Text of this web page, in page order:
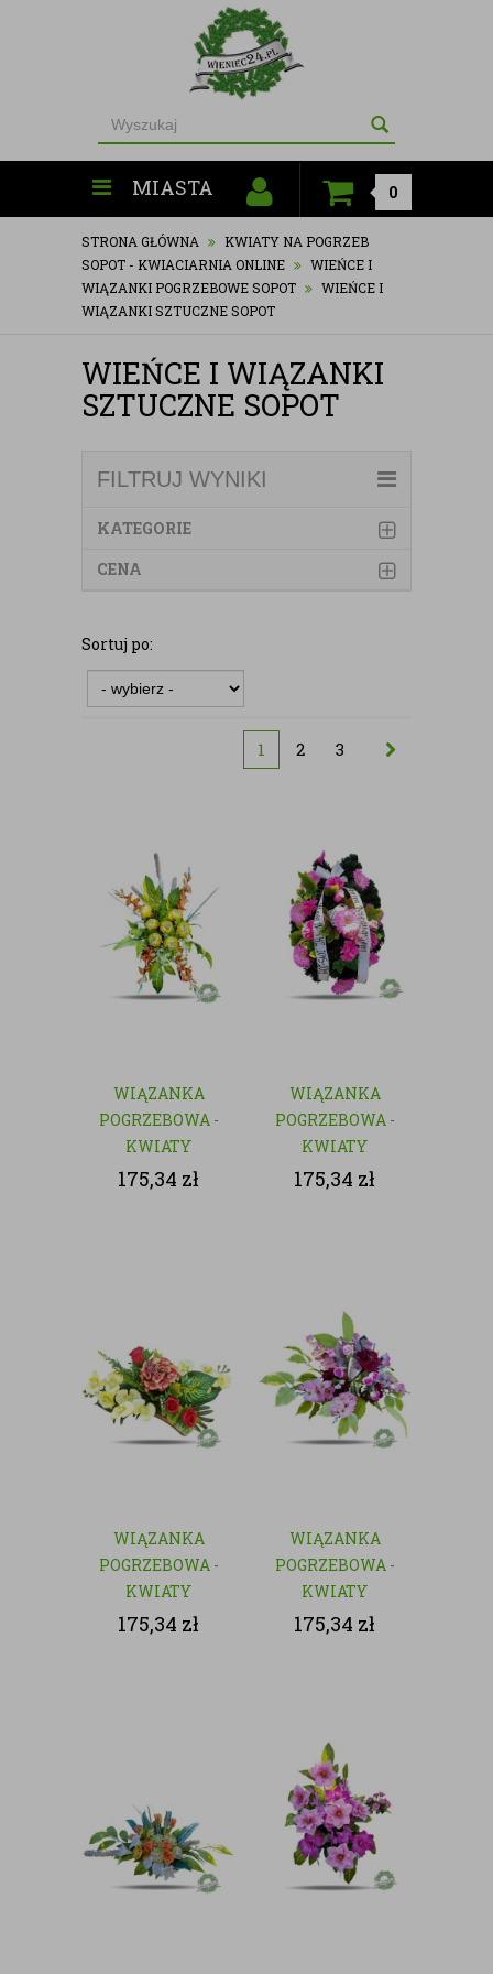
MIASTA 0
STRONA GŁÓWNA
KWIATY NA POGRZEB
SOPOT - KWIACIARNIA ONLINE
WIEŃCE I
WIĄZANKI POGRZEBOWE SOPOT
WIEŃCE I
WIĄZANKI SZTUCZNE SOPOT
WIEŃCE I WIĄZANKI
SZTUCZNE SOPOT
FILTRUJ WYNIKI
KATEGORIE
CENA
Sortuj po:
1 2 3
WIĄZANKA
POGRZEBOWA -
KWIATY
SZTUCZNE
175,34 zł
WIĄZANKA
POGRZEBOWA -
KWIATY
SZTUCZNE
175,34 zł
WIĄZANKA
POGRZEBOWA -
KWIATY
SZTUCZNE
175,34 zł
WIĄZANKA
POGRZEBOWA -
KWIATY
SZTUCZNE
175,34 zł